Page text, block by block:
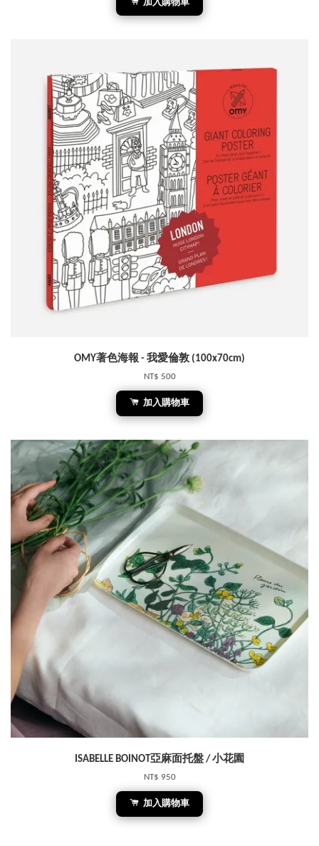
加入購物車
OMY著色海報 - 我愛倫敦 (100x70cm)
NT$ 500
加入購物車
ISABELLE BOINOT亞麻面托盤 / 小花園
NT$ 950
加入購物車